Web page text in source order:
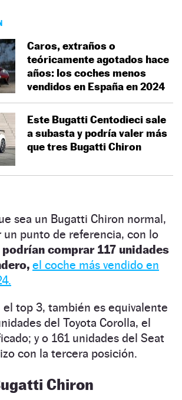
Caros, extraños o
teóricamente agotados hace
años: los coches menos
vendidos en España en 2024
Este Bugatti Centodieci sale
a subasta y podría valer más
que tres Bugatti Chiron
sea un Bugatti Chiron normal,
un punto de referencia, con lo
podrían comprar 117 unidades
el coche más vendido en
el top 3, también es equivalente
del Toyota Corolla, el
y o 161 unidades del Seat
con la tercera posición.
Chiron